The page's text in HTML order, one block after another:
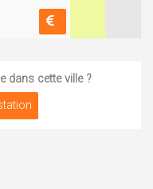
dans cette ville ?